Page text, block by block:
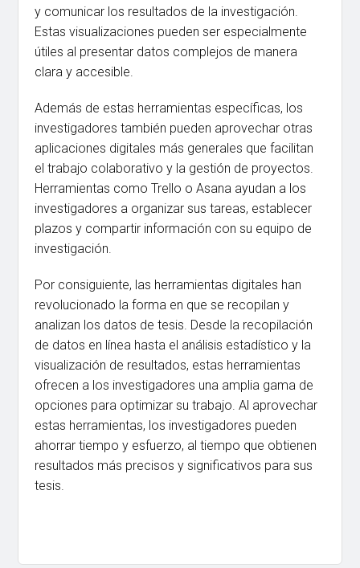
y comunicar los resultados de la investigación.
Estas visualizaciones pueden ser especialmente
útiles al presentar datos complejos de manera
clara y accesible.
Además de estas herramientas específicas, los
investigadores también pueden aprovechar otras
aplicaciones digitales más generales que facilitan
el trabajo colaborativo y la gestión de proyectos.
Herramientas como Trello o Asana ayudan a los
investigadores a organizar sus tareas, establecer
plazos y compartir información con su equipo de
investigación.
Por consiguiente, las herramientas digitales han
revolucionado la forma en que se recopilan y
analizan los datos de tesis. Desde la recopilación
de datos en línea hasta el análisis estadístico y la
visualización de resultados, estas herramientas
ofrecen a los investigadores una amplia gama de
opciones para optimizar su trabajo. Al aprovechar
estas herramientas, los investigadores pueden
ahorrar tiempo y esfuerzo, al tiempo que obtienen
resultados más precisos y significativos para sus
tesis.